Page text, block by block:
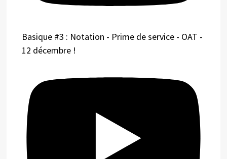
Basique #3 : Notation - Prime de service - OAT -
12 décembre !